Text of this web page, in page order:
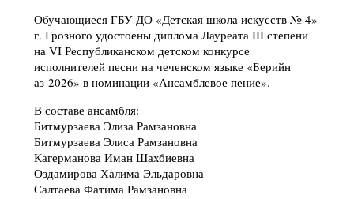
Обучающиеся ГБУ ДО «Детская школа искусств № 4»
г. Грозного удостоены диплома Лауреата III степени
на VI Республиканском детском конкурсе
исполнителей песни на чеченском языке «Берийн
аз-2026» в номинации «Ансамблевое пение».
В составе ансамбля:
Битмурзаева Элиза Рамзановна
Битмурзаева Элиса Рамзановна
Кагерманова Иман Шахбиевна
Оздамирова Халима Эльдаровна
Салтаева Фатима Рамзановна